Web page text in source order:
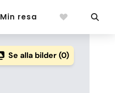
Min resa
Se alla bilder (0)